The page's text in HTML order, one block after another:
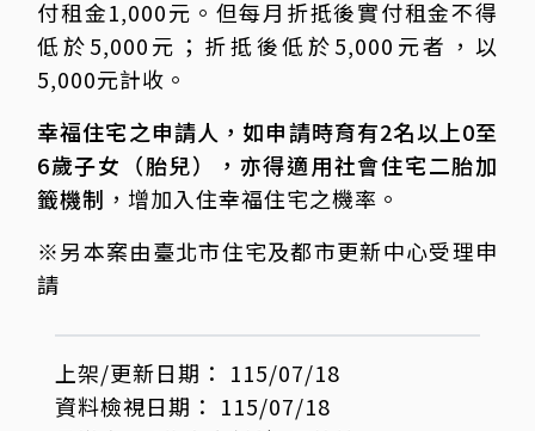
付租金1,000元。但每月折抵後實付租金不得
低於5,000元；折抵後低於5,000元者，以
5,000元計收。
幸福住宅之申請人，如申請時育有2名以上0至
6歲子女（胎兒），亦得適用社會住宅二胎加
籤機制 ，增加入住幸福住宅之機率。
※另本案由臺北市住宅及都市更新中心受理申
請
上架/更新日期： 115/07/18
資料檢視日期： 115/07/18